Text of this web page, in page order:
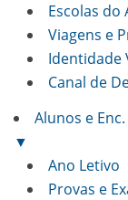
Escolas
Viagens e
Identidade
Canal de
Alunos e
▼
Ano Letivo
Provas e